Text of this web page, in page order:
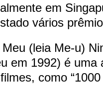
em
vários
(leia Me-u)
em 1992) é uma
como